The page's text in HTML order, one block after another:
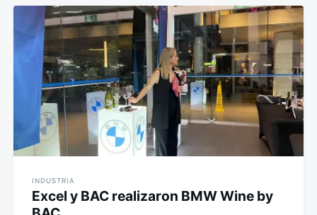
INDUSTRIA
Excel y BAC realizaron BMW Wine by